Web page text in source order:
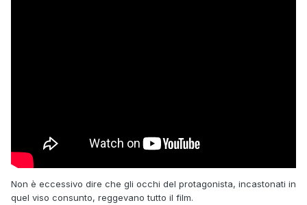
Non è eccessivo dire che gli occhi del protagonista, incastonati in
quel viso consunto, reggevano tutto il film.